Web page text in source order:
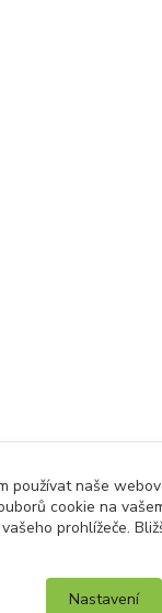
používat naše
cookie na
prohlížeče.
Nastavení